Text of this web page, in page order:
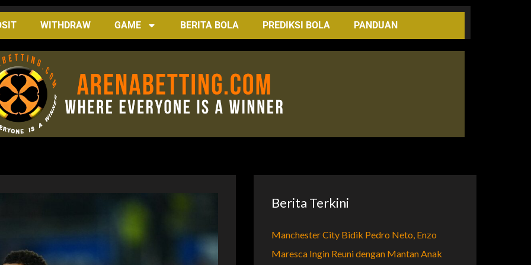
WITHDRAW GAME BERITA BOLA PREDIKSI BOLA PANDUAN
Berita Terkini
Manchester City Bidik Pedro Neto, Enzo
Maresca Ingin Reuni dengan Mantan Anak